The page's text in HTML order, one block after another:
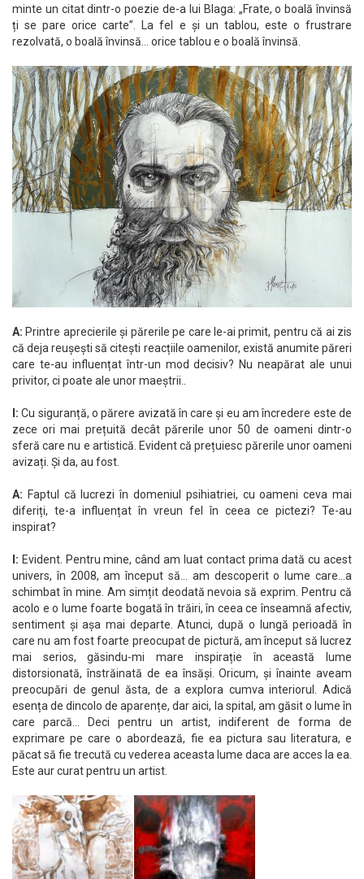
minte un citat dintr-o poezie de-a lui Blaga: „Frate, o boală învinsă
ți se pare orice carte”. La fel e și un tablou, este o frustrare
rezolvată, o boală învinsă… orice tablou e o boală învinsă.
A: Printre aprecierile și părerile pe care le-ai primit, pentru că ai zis
că deja reușești să citești reacțiile oamenilor, există anumite păreri
care te-au influențat într-un mod decisiv? Nu neapărat ale unui
privitor, ci poate ale unor maeștrii..
I: Cu siguranță, o părere avizată în care și eu am încredere este de
zece ori mai prețuită decât părerile unor 50 de oameni dintr-o
sferă care nu e artistică. Evident că prețuiesc părerile unor oameni
avizați. Și da, au fost.
A: Faptul că lucrezi în domeniul psihiatriei, cu oameni ceva mai
diferiți, te-a influențat în vreun fel în ceea ce pictezi? Te-au
inspirat?
I: Evident. Pentru mine, când am luat contact prima dată cu acest
univers, în 2008, am început să… am descoperit o lume care…a
schimbat în mine. Am simțit deodată nevoia să exprim. Pentru că
acolo e o lume foarte bogată în trăiri, în ceea ce înseamnă afectiv,
sentiment și așa mai departe. Atunci, după o lungă perioadă în
care nu am fost foarte preocupat de pictură, am început să lucrez
mai serios, găsindu-mi mare inspirație în această lume
distorsionată, înstrăinată de ea însăși. Oricum, și înainte aveam
preocupări de genul ăsta, de a explora cumva interiorul. Adică
esența de dincolo de aparențe, dar aici, la spital, am găsit o lume în
care parcă… Deci pentru un artist, indiferent de forma de
exprimare pe care o abordează, fie ea pictura sau literatura, e
păcat să fie trecută cu vederea aceasta lume daca are acces la ea.
Este aur curat pentru un artist.